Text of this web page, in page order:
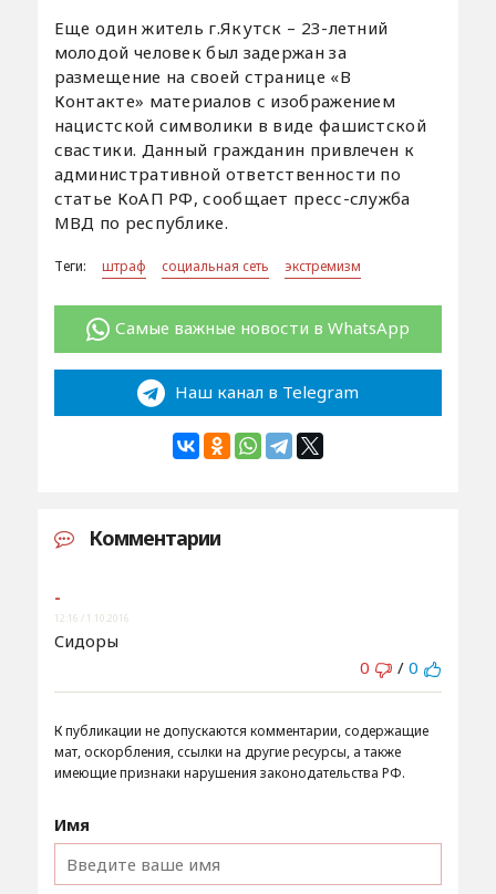
Еще один житель г.Якутск – 23-летний
молодой человек был задержан за
размещение на своей странице «В
Контакте» материалов с изображением
нацистской символики в виде фашистской
свастики. Данный гражданин привлечен к
административной ответственности по
статье КоАП РФ, сообщает пресс-служба
МВД по республике.
Теги: штраф социальная сеть экстремизм
Самые важные новости в WhatsApp
Наш канал в Telegram
Комментарии
-
12:16 / 1.10.2016
Cидоры
0
/ 0
К публикации не допускаются комментарии, содержащие
мат, оскорбления, ссылки на другие ресурсы, а также
имеющие признаки нарушения законодательства РФ.
Имя